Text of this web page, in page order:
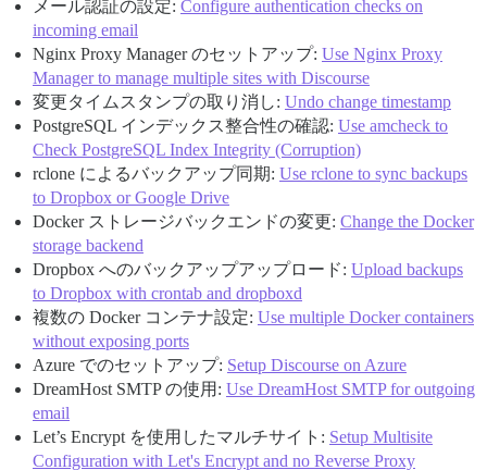
メール認証の設定: Configure authentication checks on
incoming email
Nginx Proxy Manager のセットアップ: Use Nginx Proxy
Manager to manage multiple sites with Discourse
変更タイムスタンプの取り消し: Undo change timestamp
PostgreSQL インデックス整合性の確認: Use amcheck to
Check PostgreSQL Index Integrity (Corruption)
rclone によるバックアップ同期: Use rclone to sync backups
to Dropbox or Google Drive
Docker ストレージバックエンドの変更: Change the Docker
storage backend
Dropbox へのバックアップアップロード: Upload backups
to Dropbox with crontab and dropboxd
複数の Docker コンテナ設定: Use multiple Docker containers
without exposing ports
Azure でのセットアップ: Setup Discourse on Azure
DreamHost SMTP の使用: Use DreamHost SMTP for outgoing
email
Let’s Encrypt を使用したマルチサイト: Setup Multisite
Configuration with Let's Encrypt and no Reverse Proxy